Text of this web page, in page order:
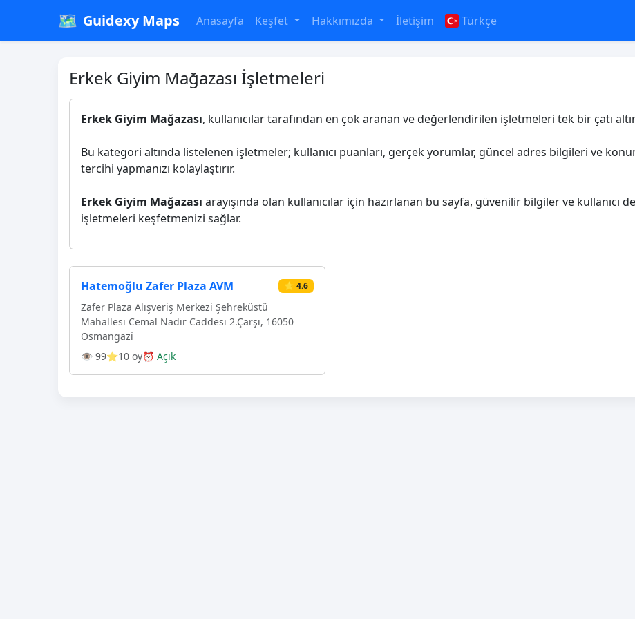
🗺️ Guidexy Maps Anasayfa Keşfet Hakkımızda İletişim Türkçe
Erkek Giyim Mağazası İşletmeleri
Erkek Giyim Mağazası, kullanıcılar tarafından en çok aranan ve değerlendirilen işletmeleri tek bir çatı
Bu kategori altında listelenen işletmeler; kullanıcı puanları, gerçek yorumlar, güncel adres bilgileri ve
tercihi yapmanızı kolaylaştırır.
Erkek Giyim Mağazası arayışında olan kullanıcılar için hazırlanan bu sayfa, güvenilir bilgiler ve kullanıcı
işletmeleri keşfetmenizi sağlar.
Hatemoğlu Zafer Plaza AVM ⭐ 4.6
Zafer Plaza Alışveriş Merkezi Şehreküstü
Mahallesi Cemal Nadir Caddesi 2.Çarşı, 16050
Osmangazi̇
👁 99⭐10 oy⏰ Açık